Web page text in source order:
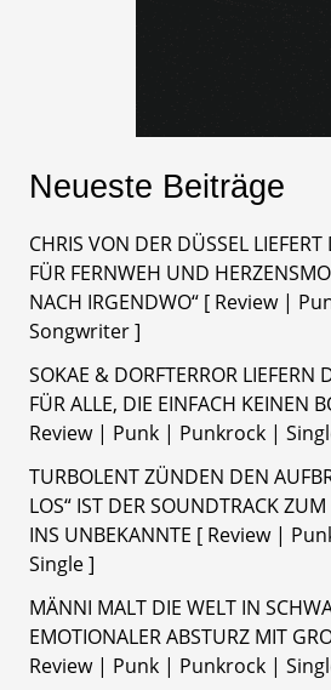
Neueste Beiträge
CHRIS VON DER DÜSSEL
FÜR FERNWEH UND
NACH IRGENDWO“ [ Review |
Songwriter ]
SOKAE & DORFTERROR LIEFERN
FÜR ALLE, DIE EINFACH KEINEN
Review | Punk | Punkrock |
TURBOLENT ZÜNDEN DEN
LOS“ IST DER SOUNDTRACK
INS UNBEKANNTE [ Review |
Single ]
MÄNNI MALT DIE WELT IN
EMOTIONALER ABSTURZ MIT
Review | Punk | Punkrock |